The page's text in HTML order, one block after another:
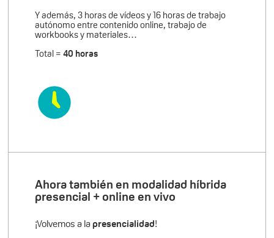
Y además, 3 horas de vídeos y 16 horas de trabajo
autónomo entre contenido online, trabajo de
workbooks y materiales…
Total = 40 horas
Ahora también en modalidad híbrida
presencial + online en vivo
¡Volvemos a lapresencialidad!